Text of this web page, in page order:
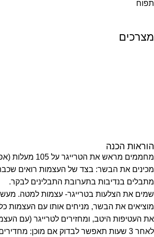
תפוח
מצרכים
הוראות הכנה
מחממים מראש את הטרייגר על 105 מעלות (אפשר להשתמש בסופר סמוק).
מכינים את הבשר: בצד של העצמות רואים
מתבלים בנדיבות בתערובת התבלינים לבקר.
שמים את הצלעות בטרייגר- עצמות למטה. מעשנים
מוציאים את הבשר, מניחים אותו עם העצמות
את העטיפות היטב, ומחזירים לטרייגר (עם
לאחר 3 שעות תאפשר לבדוק אם מוכן: